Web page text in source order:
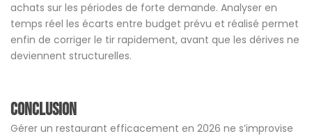
achats sur les périodes de forte demande. Analyser en
temps réel les écarts entre budget prévu et réalisé permet
enfin de corriger le tir rapidement, avant que les dérives ne
deviennent structurelles.
conclusion
Gérer un restaurant efficacement en 2026 ne s’improvise